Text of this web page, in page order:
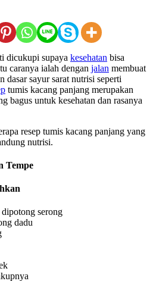
dicukupi supaya kesehatan bisa
caranya ialah dengan jalan membuat
dasar sayur sarat nutrisi seperti
tumis kacang panjang merupakan
bagus untuk kesehatan dan rasanya
resep tumis kacang panjang yang
nutrisi.
Tempe
serong
dadu